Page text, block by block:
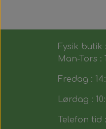
Fysik butik :
Man-Tors :
Fredag :
Lørdag :
Telefon tid